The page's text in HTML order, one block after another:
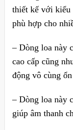
thiết kế với kiểu
phù hợp cho
– Dòng loa này
cao cấp cũng
động vô cùng
– Dòng loa này
giúp âm thanh